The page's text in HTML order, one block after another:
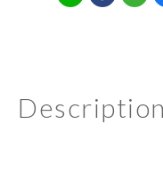
Description